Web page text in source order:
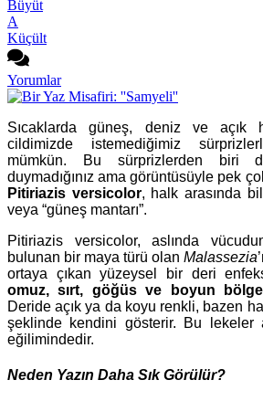
Büyüt
A
Küçült
Yorumlar
Sıcaklarda güneş, deniz ve açık
cildimizde istemediğimiz
mümkün. Bu sürprizlerden biri
duymadığınız ama görüntüsüyle pek
Pitiriazis versicolor, halk arasında
veya “güneş mantarı”.
Pitiriazis versicolor, aslında
bulunan bir maya türü olan Malassezia
ortaya çıkan yüzeysel bir deri
omuz, sırt, göğüs ve boyun
Deride açık ya da koyu renkli, bazen
şeklinde kendini gösterir. Bu lekeler
eğilimindedir.
Neden Yazın Daha Sık Görülür?